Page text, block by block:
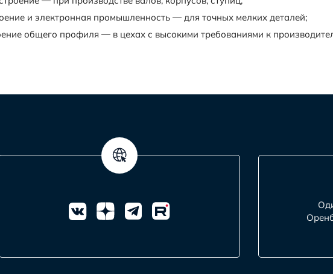
и электронная промышленность — для точных мелких деталей;
общего профиля — в цехах с высокими требованиями к